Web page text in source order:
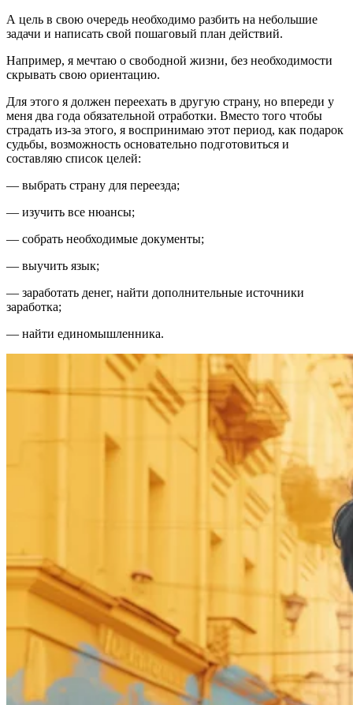
А цель в свою очередь необходимо разбить на небольшие
задачи и написать свой пошаговый план действий.
Например, я мечтаю о свободной жизни, без необходимости
скрывать свою ориентацию.
Для этого я должен переехать в другую страну, но впереди у
меня два года обязательной отработки. Вместо того чтобы
страдать из-за этого, я воспринимаю этот период, как подарок
судьбы, возможность основательно подготовиться и
составляю список целей:
— выбрать страну для переезда;
— изучить все нюансы;
— собрать необходимые документы;
— выучить язык;
— заработать денег, найти дополнительные источники
заработка;
— найти единомышленника.